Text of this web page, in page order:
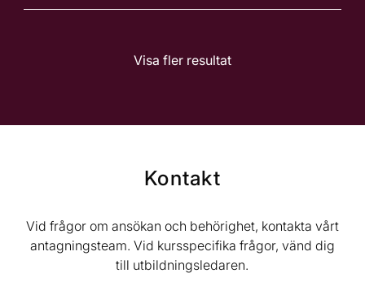
Visa fler resultat
Kontakt
Vid frågor om ansökan och behörighet, kontakta vårt
antagningsteam. Vid kursspecifika frågor, vänd dig
till utbildningsledaren.